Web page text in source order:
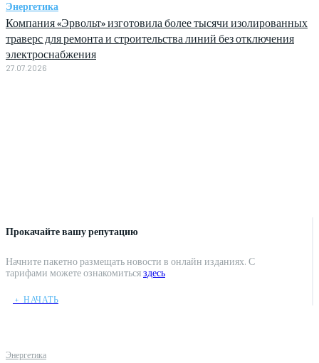
Прокачайте вашу репутацию
Начните пакетно размещать новости в онлайн изданиях. С
тарифами можете ознакомитьсяздесь
﹢ НАЧАТЬ
Энергетика
Энергетика
Компания «Эрвольт» изготовила более тысячи изолированных
траверс для ремонта и строительства линий без отключения
электроснабжения
27.07.2026